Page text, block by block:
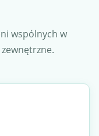
wspólnych w